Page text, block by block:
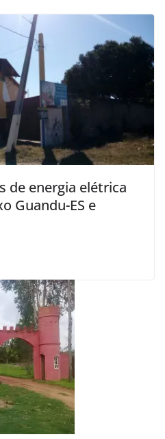
de energia elétrica
Guandu-ES e